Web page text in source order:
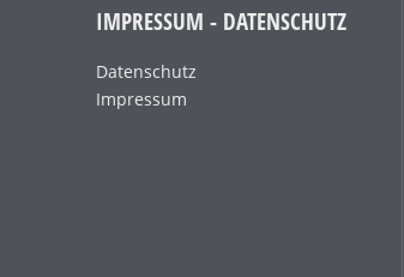
IMPRESSUM - DATENSCHUTZ
Datenschutz
Impressum